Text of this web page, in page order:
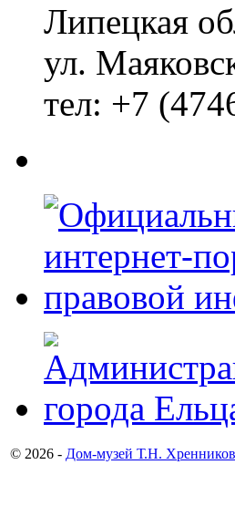
Липецкая
ул.
тел: +7
© 2026 - Дом-музей Т.Н.